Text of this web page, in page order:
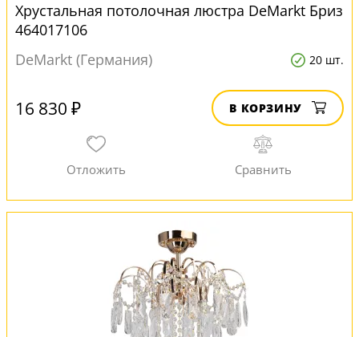
Хрустальная потолочная люстра DeMarkt Бриз
464017106
DeMarkt (Германия)
20 шт.
16 830 ₽ В КОРЗИНУ